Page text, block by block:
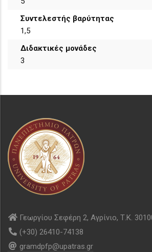
Συντελεστής βαρύτητας
1,5
Διδακτικές μονάδες
3
Γεωργίου Σεφέρη 2, Αγρίνιο, Τ.Κ.
(+30) 26410-74138
gramdpfp@upatras.gr